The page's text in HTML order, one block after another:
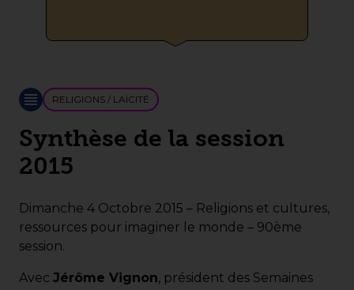
RELIGIONS / LAÏCITÉ
Synthèse de la session
2015
Dimanche 4 Octobre 2015 – Religions et cultures,
ressources pour imaginer le monde – 90ème
session.
Avec Jérôme Vignon, président des Semaines